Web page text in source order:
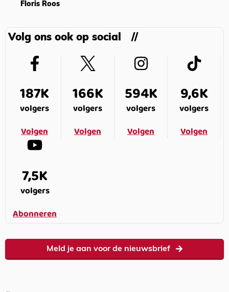
Floris Roos
Volg ons ook op social
187K
volgers
Volgen
166K
volgers
Volgen
594K
volgers
Volgen
9,6K
volgers
Volgen
7,5K
volgers
Abonneren
Meld je aan voor de nieuwsbrief